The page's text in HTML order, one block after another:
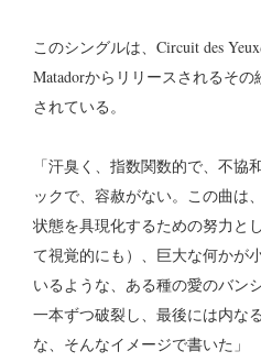
このシングルは、Circuit des
Matadorからリリースされるそ
されている。
「汗臭く、指数関数的で、不協
ックで、容赦がない。この曲は
状態を具現化するための努力と
て視覚的にも）、巨大な何かが
いるような、ある種の愛のバン
一本ずつ破裂し、最後には内な
な、そんなイメージで書いた」